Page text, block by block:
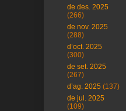
de des. 2025
(266)
de nov. 2025
(288)
d’oct. 2025
(300)
de set. 2025
(267)
d’ag. 2025 (137)
de jul. 2025
(109)